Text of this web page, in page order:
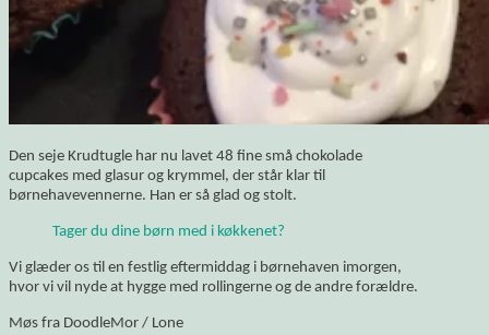
Den seje Krudtugle har nu lavet 48 fine små chokolade
cupcakes med glasur og krymmel, der står klar til
børnehavevennerne. Han er så glad og stolt.
Tager du dine børn med i køkkenet?
Vi glæder os til en festlig eftermiddag i børnehaven imorgen,
hvor vi vil nyde at hygge med rollingerne og de andre forældre.
Møs fra DoodleMor / Lone